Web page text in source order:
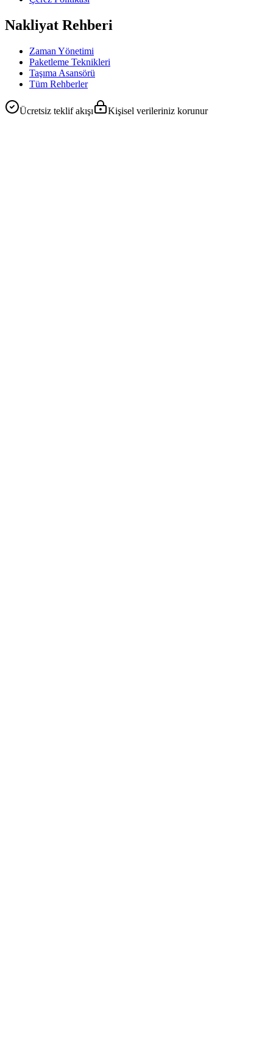
Nakliyat Rehberi
Zaman Yönetimi
Paketleme Teknikleri
Taşıma Asansörü
Tüm Rehberler
Ücretsiz teklif akışı Kişisel verileriniz korunur